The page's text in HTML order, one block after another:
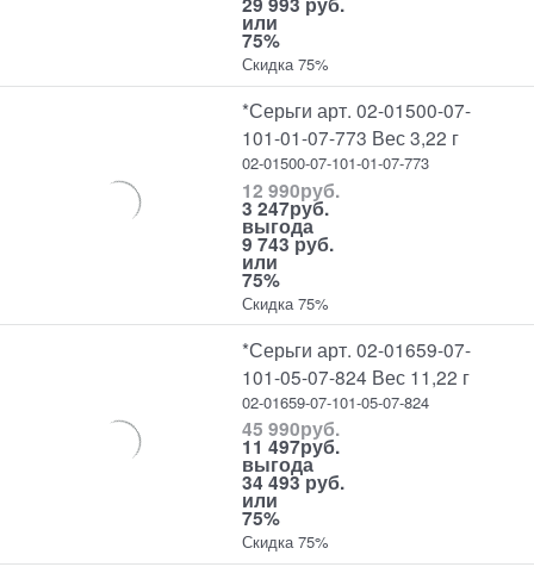
или
75%
Скидка 75%
*Серьги арт. 02-01500-07-
101-01-07-773 Вес 3,22 г
02-01500-07-101-01-07-773
12 990руб.
3 247руб.
выгода
9 743 руб.
или
75%
Скидка 75%
*Серьги арт. 02-01659-07-
101-05-07-824 Вес 11,22 г
02-01659-07-101-05-07-824
45 990руб.
11 497руб.
выгода
34 493 руб.
или
75%
Скидка 75%